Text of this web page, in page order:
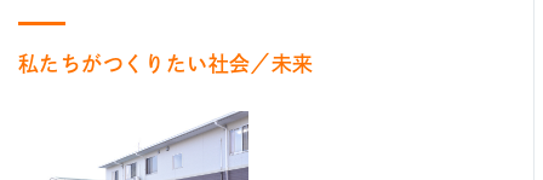
私たちがつくりたい社会／未来